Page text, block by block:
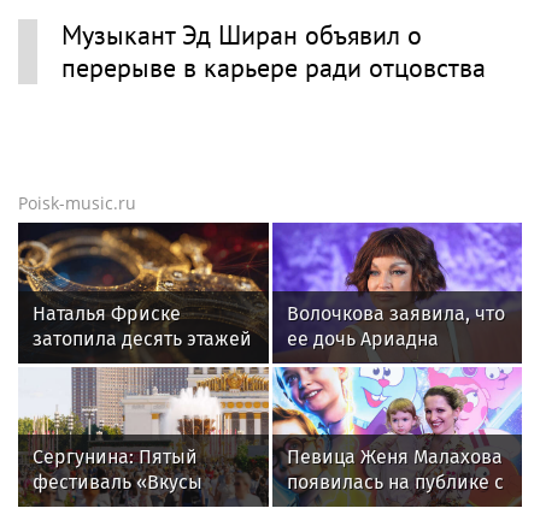
Музыкант Эд Ширан объявил о
перерыве в карьере ради отцовства
Poisk-music.ru
Наталья Фриске
затопила десять этажей
в Москве, соседи
подали в суд
Волочкова заявила, что
ее дочь Ариадна
«совершила глупость»,
взяв фамилию мужа
Сергунина: Пятый
фестиваль «Вкусы
России» пройдет в
Певица Женя Малахова
появилась на публике с
дочерью